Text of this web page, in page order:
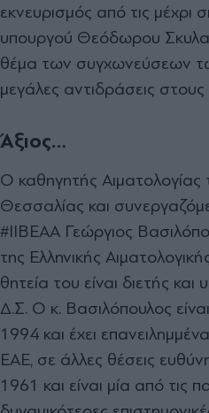
εκνευρισµός από τις
υπουργού Θεόδωρου
θέµα των συγχωνεύσεων
µεγάλες αντιδράσεις
Άξιος…
Ο καθηγητής Αιµατολογίας
Θεσσαλίας και
#ΙΙΒΕΑΑ Γεώργιος
της Ελληνικής
θητεία του είναι διετής
∆.Σ. Ο κ. Βασιλόπουλος
1994 και έχει
ΕΑΕ, σε άλλες θέσεις
1961 και είναι µία από τις